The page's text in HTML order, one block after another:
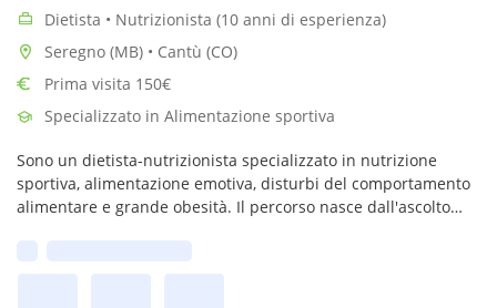
Dietista • Nutrizionista (10 anni di esperienza)
Seregno (MB) • Cantù (CO)
Prima visita 150€
Specializzato in Alimentazione sportiva
Sono un dietista-nutrizionista specializzato in nutrizione
sportiva, alimentazione emotiva, disturbi del comportamento
alimentare e grande obesità. Il percorso nasce dall'ascolto